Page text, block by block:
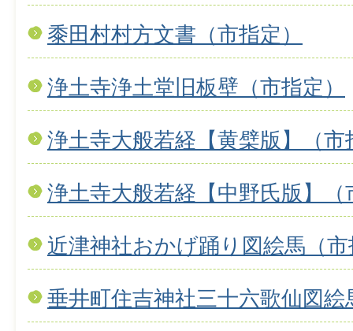
黍田村村方文書（市指定）
浄土寺浄土堂旧板壁（市指定）
浄土寺大般若経【黄檗版】（市
浄土寺大般若経【中野氏版】（
近津神社おかげ踊り図絵馬（
垂井町住吉神社三十六歌仙図絵